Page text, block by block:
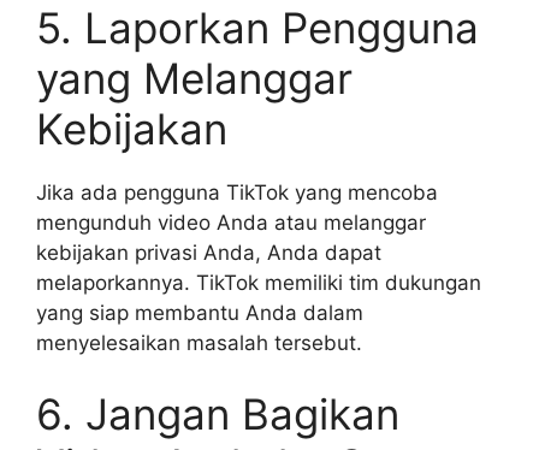
5. Laporkan Pengguna
yang Melanggar
Kebijakan
Jika ada pengguna TikTok yang mencoba
mengunduh video Anda atau melanggar
kebijakan privasi Anda, Anda dapat
melaporkannya. TikTok memiliki tim dukungan
yang siap membantu Anda dalam
menyelesaikan masalah tersebut.
6. Jangan Bagikan